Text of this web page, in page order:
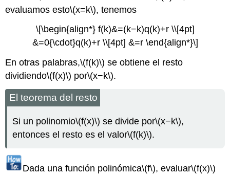
evaluamos esto\(x=k\), tenemos
\[\begin{align*} f(k)&=(k−k)q(k)+r \\[4pt]
&=0{\cdot}q(k)+r \\[4pt] &=r \end{align*}\]
En otras palabras,\(f(k)\) se obtiene el resto
dividiendo\(f(x)\) por\(x−k\).
El teorema del resto
Si un polinomio\(f(x)\) se divide por\(x−k\),
entonces el resto es el valor\(f(k)\).
Dada una función polinómica\(f\), evaluar\(f(x)\)